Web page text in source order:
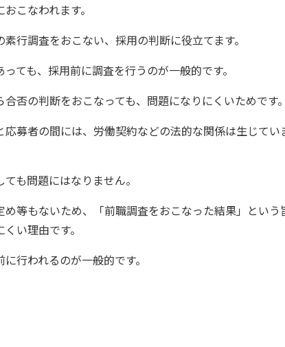
こなわれます。
行調査をおこない、採用の判断に役立てます。
ても、採用前に調査を行うのが一般的です。
否の判断をおこなっても、問題になりにくいためです。
募者の間には、労働契約などの法的な関係は生じてい
も問題にはなりません。
等もないため、「前職調査をおこなった結果」という
い理由です。
行われるのが一般的です。